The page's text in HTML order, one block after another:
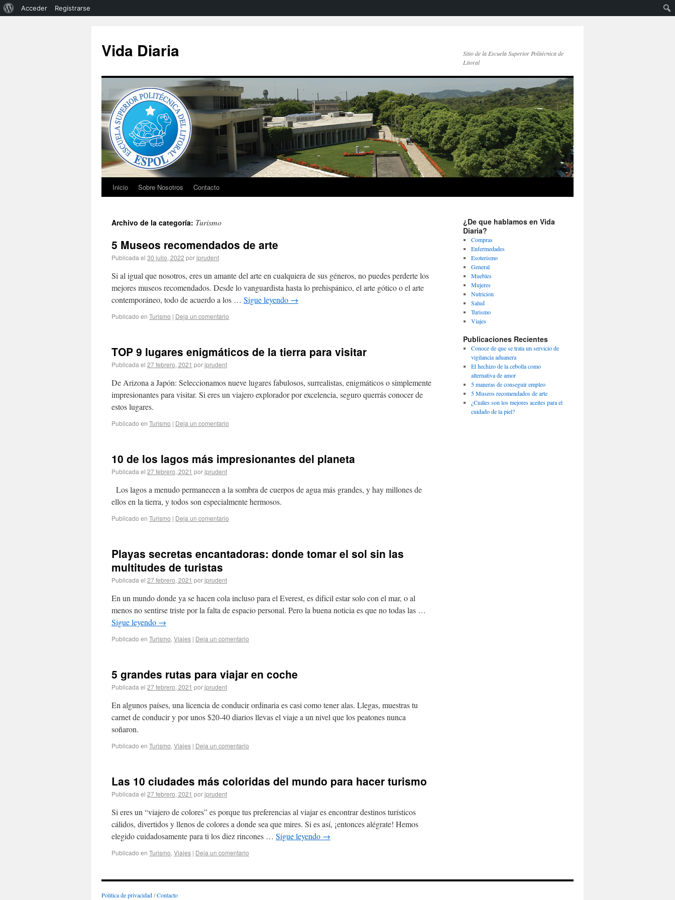
Vida Diaria
Sitio de la Escuela Superior Politécnica de
Litoral
Inicio Sobre Nosotros Contacto
Archivo de la categoría: Turismo
5 Museos recomendados de arte
Publicada el 30 julio, 2022 porjprudent
Si al igual que nosotros, eres un amante del arte en cualquiera de sus géneros, no puedes perderte los
mejores museos recomendados. Desde lo vanguardista hasta lo prehispánico, el arte gótico o el arte
contemporáneo, todo de acuerdo a los … Sigue leyendo →
Publicado en Turismo | Deja un comentario
TOP 9 lugares enigmáticos de la tierra para visitar
Publicada el 27 febrero, 2021 porjprudent
De Arizona a Japón: Seleccionamos nueve lugares fabulosos, surrealistas, enigmáticos o simplemente
impresionantes para visitar. Si eres un viajero explorador por excelencia, seguro querrás conocer de
estos lugares.
Publicado en Turismo | Deja un comentario
10 de los lagos más impresionantes del planeta
Publicada el 27 febrero, 2021 porjprudent
Los lagos a menudo permanecen a la sombra de cuerpos de agua más grandes, y hay millones de
ellos en la tierra, y todos son especialmente hermosos.
Publicado en Turismo | Deja un comentario
Playas secretas encantadoras: donde tomar el sol sin las
multitudes de turistas
Publicada el 27 febrero, 2021 porjprudent
En un mundo donde ya se hacen cola incluso para el Everest, es difícil estar solo con el mar, o al
menos no sentirse triste por la falta de espacio personal. Pero la buena noticia es que no todas las …
Sigue leyendo →
Publicado en Turismo, Viajes | Deja un comentario
5 grandes rutas para viajar en coche
Publicada el 27 febrero, 2021 porjprudent
En algunos países, una licencia de conducir ordinaria es casi como tener alas. Llegas, muestras tu
carnet de conducir y por unos $20-40 diarios llevas el viaje a un nivel que los peatones nunca
soñaron.
Publicado en Turismo, Viajes | Deja un comentario
Las 10 ciudades más coloridas del mundo para hacer turismo
Publicada el 27 febrero, 2021 porjprudent
Si eres un “viajero de colores” es porque tus preferencias al viajar es encontrar destinos turísticos
cálidos, divertidos y llenos de colores a donde sea que mires. Si es así, ¡entonces alégrate! Hemos
elegido cuidadosamente para ti los diez rincones … Sigue leyendo →
Publicado en Turismo, Viajes | Deja un comentario
¿De que hablamos en Vida
Diaria?
Compras
Enfermedades
Esoterismo
General
Muebles
Mujeres
Nutricion
Salud
Turismo
Viajes
Publicaciones Recientes
Conoce de que se trata un servicio de
vigilancia aduanera
El hechizo de la cebolla como
alternativa de amor
5 maneras de conseguir empleo
5 Museos recomendados de arte
¿Cuáles son los mejores aceites para el
cuidado de la piel?
Politica de privacidad/Contacto
Acceder Registrarse